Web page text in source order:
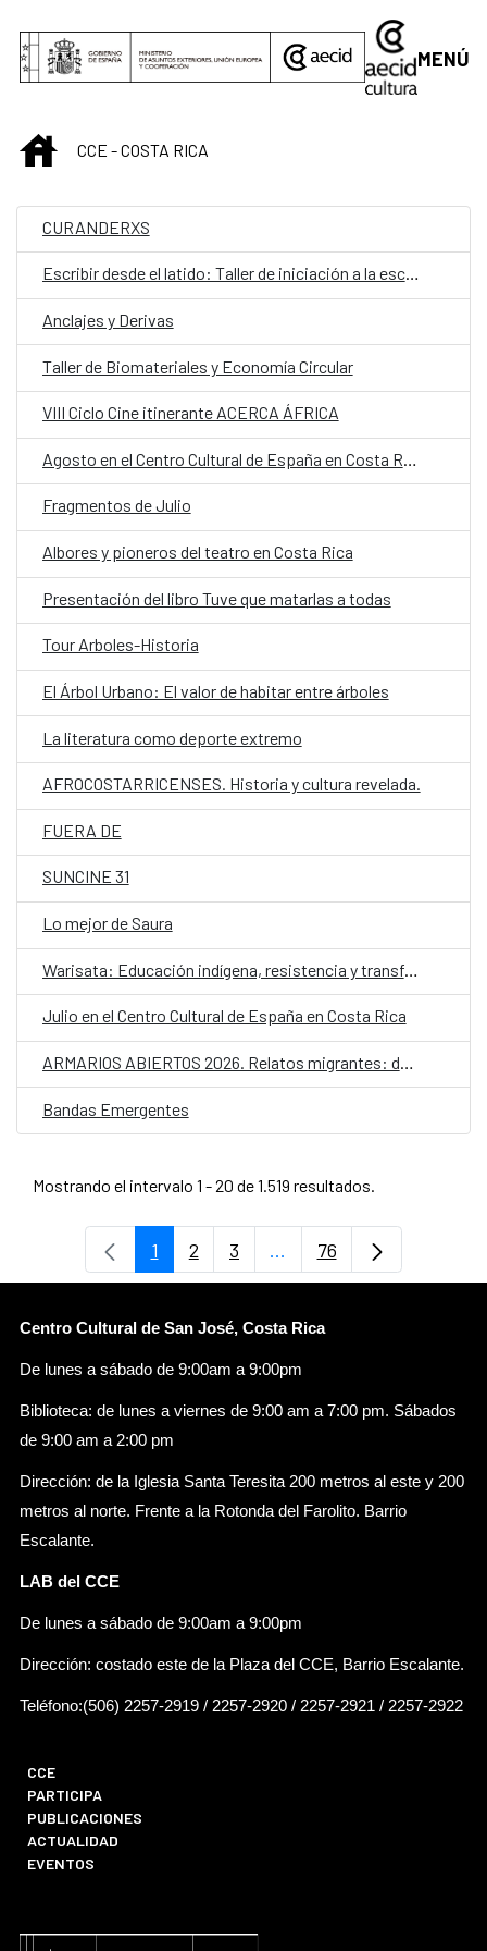
MENÚ
INICIO
CCE - COSTA RICA
CURANDERXS
Escribir desde el latido: Taller de iniciación a la escritura teatral
Anclajes y Derivas
Taller de Biomateriales y Economía Circular
VIII Ciclo Cine itinerante ACERCA ÁFRICA
Agosto en el Centro Cultural de España en Costa Rica
Fragmentos de Julio
Albores y pioneros del teatro en Costa Rica
Presentación del libro Tuve que matarlas a todas
Tour Arboles-Historia
El Árbol Urbano: El valor de habitar entre árboles
La literatura como deporte extremo
AFROCOSTARRICENSES. Historia y cultura revelada.
FUERA DE
SUNCINE 31
Lo mejor de Saura
Warisata: Educación indígena, resistencia y transformación social
Julio en el Centro Cultural de España en Costa Rica
ARMARIOS ABIERTOS 2026. Relatos migrantes: desplazamientos y futuros LGTBIQ+
Bandas Emergentes
Mostrando el intervalo 1 - 20 de 1.519 resultados.
Página
1 Página
2 Página
3 ...Páginas intermedias
Página
76
Centro Cultural de San José, Costa Rica
De lunes a sábado de 9:00am a 9:00pm
Biblioteca: de lunes a viernes de 9:00 am a 7:00 pm. Sábados
de 9:00 am a 2:00 pm
Dirección: de la Iglesia Santa Teresita 200 metros al este y 200
metros al norte. Frente a la Rotonda del Farolito. Barrio
Escalante.
LAB del CCE
De lunes a sábado de 9:00am a 9:00pm
Dirección: costado este de la Plaza del CCE, Barrio Escalante.
Teléfono:(506) 2257-2919 / 2257-2920 / 2257-2921 / 2257-2922
CCE
PARTICIPA
PUBLICACIONES
ACTUALIDAD
EVENTOS